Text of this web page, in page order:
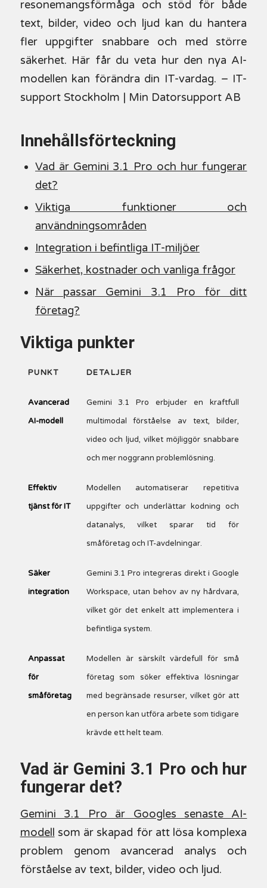
resonemangsförmåga och stöd för både
text, bilder, video och ljud kan du hantera
fler uppgifter snabbare och med större
säkerhet. Här får du veta hur den nya AI-
modellen kan förändra din IT-vardag. – IT-
support Stockholm | Min Datorsupport AB
Innehållsförteckning
Vad är Gemini 3.1 Pro och hur fungerar
det?
Viktiga funktioner och
användningsområden
Integration i befintliga IT-miljöer
Säkerhet, kostnader och vanliga frågor
När passar Gemini 3.1 Pro för ditt
företag?
Viktiga punkter
PUNKT DETALJER
Avancerad
AI-modell
Gemini 3.1 Pro erbjuder en kraftfull
multimodal förståelse av text, bilder,
video och ljud, vilket möjliggör snabbare
och mer noggrann problemlösning.
Effektiv
tjänst för IT
Modellen automatiserar repetitiva
uppgifter och underlättar kodning och
datanalys, vilket sparar tid för
småföretag och IT-avdelningar.
Säker
integration
Gemini 3.1 Pro integreras direkt i Google
Workspace, utan behov av ny hårdvara,
vilket gör det enkelt att implementera i
befintliga system.
Anpassat
för
småföretag
Modellen är särskilt värdefull för små
företag som söker effektiva lösningar
med begränsade resurser, vilket gör att
en person kan utföra arbete som tidigare
krävde ett helt team.
Vad är Gemini 3.1 Pro och hur
fungerar det?
Gemini 3.1 Pro är Googles senaste AI-
modell som är skapad för att lösa komplexa
problem genom avancerad analys och
förståelse av text, bilder, video och ljud.